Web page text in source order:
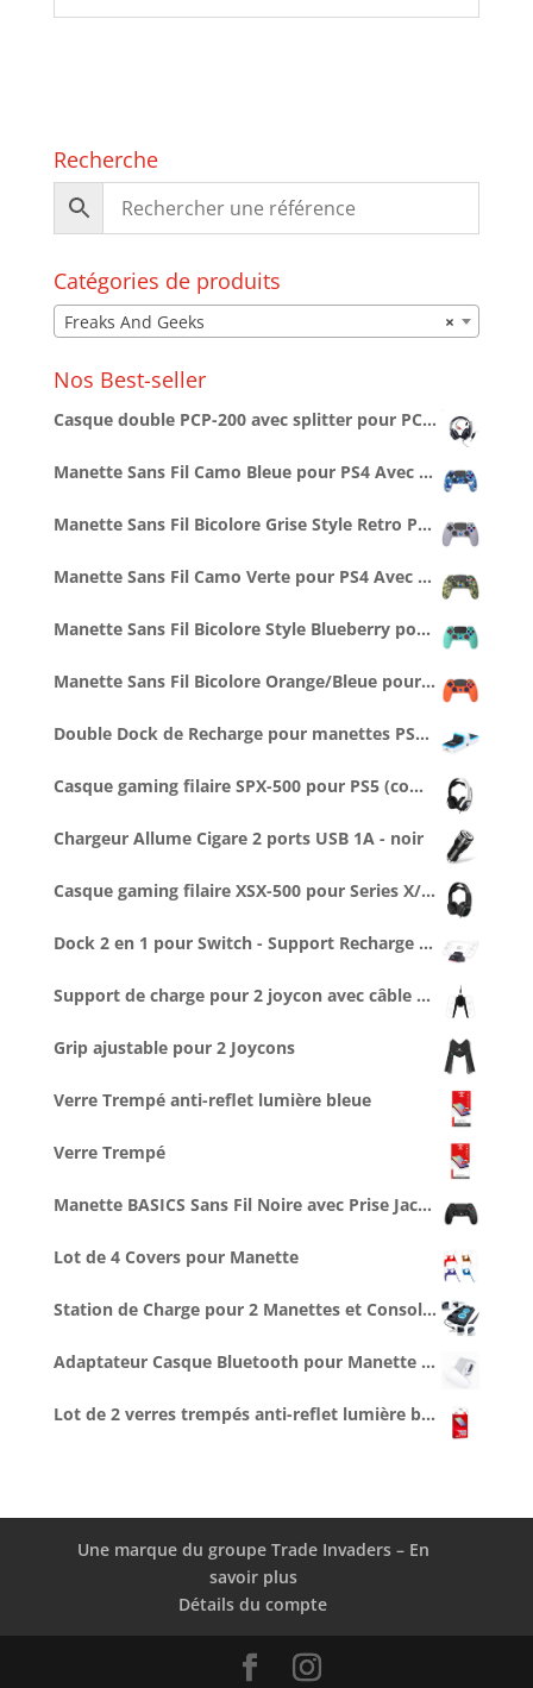
Recherche
Catégories de produits
×
Freaks And Geeks
Nos Best-seller
Casque double PCP-200 avec splitter pour PC/PS4/PS5/XBOXONE/SERIESX/SWITCH
Manette Sans Fil Camo Bleue pour PS4 Avec Prise Jack pour casque et boutons lumineux
Manette Sans Fil Bicolore Grise Style Retro PS1 pour PS4 Avec Prise Jack pour casque et boutons lumineux
Manette Sans Fil Camo Verte pour PS4 Avec Prise Jack pour casque et boutons lumineux
Manette Sans Fil Bicolore Style Blueberry pour PS4 Avec Prise Jack pour casque et boutons lumineux
Manette Sans Fil Bicolore Orange/Bleue pour PS4 Avec Prise Jack pour casque et boutons lumineux
Double Dock de Recharge pour manettes PS5 (1 cable Type C 1M inclus)
Casque gaming filaire SPX-500 pour PS5 (compatible PS4, Series X/S...)
Chargeur Allume Cigare 2 ports USB 1A - noir
Casque gaming filaire XSX-500 pour Series X/S (compatible PS5, Switch...)
Dock 2 en 1 pour Switch - Support Recharge + Connexion vidéo TV
Support de charge pour 2 joycon avec câble type C de 2,5 m
Grip ajustable pour 2 Joycons
Verre Trempé anti-reflet lumière bleue
Verre Trempé
Manette BASICS Sans Fil Noire avec Prise Jack pour casque
Lot de 4 Covers pour Manette
Station de Charge pour 2 Manettes et Console, Ventilée
Adaptateur Casque Bluetooth pour Manette PS5
Lot de 2 verres trempés anti-reflet lumière bleue
Une marque du groupe Trade Invaders – En
savoir plus
Détails du compte